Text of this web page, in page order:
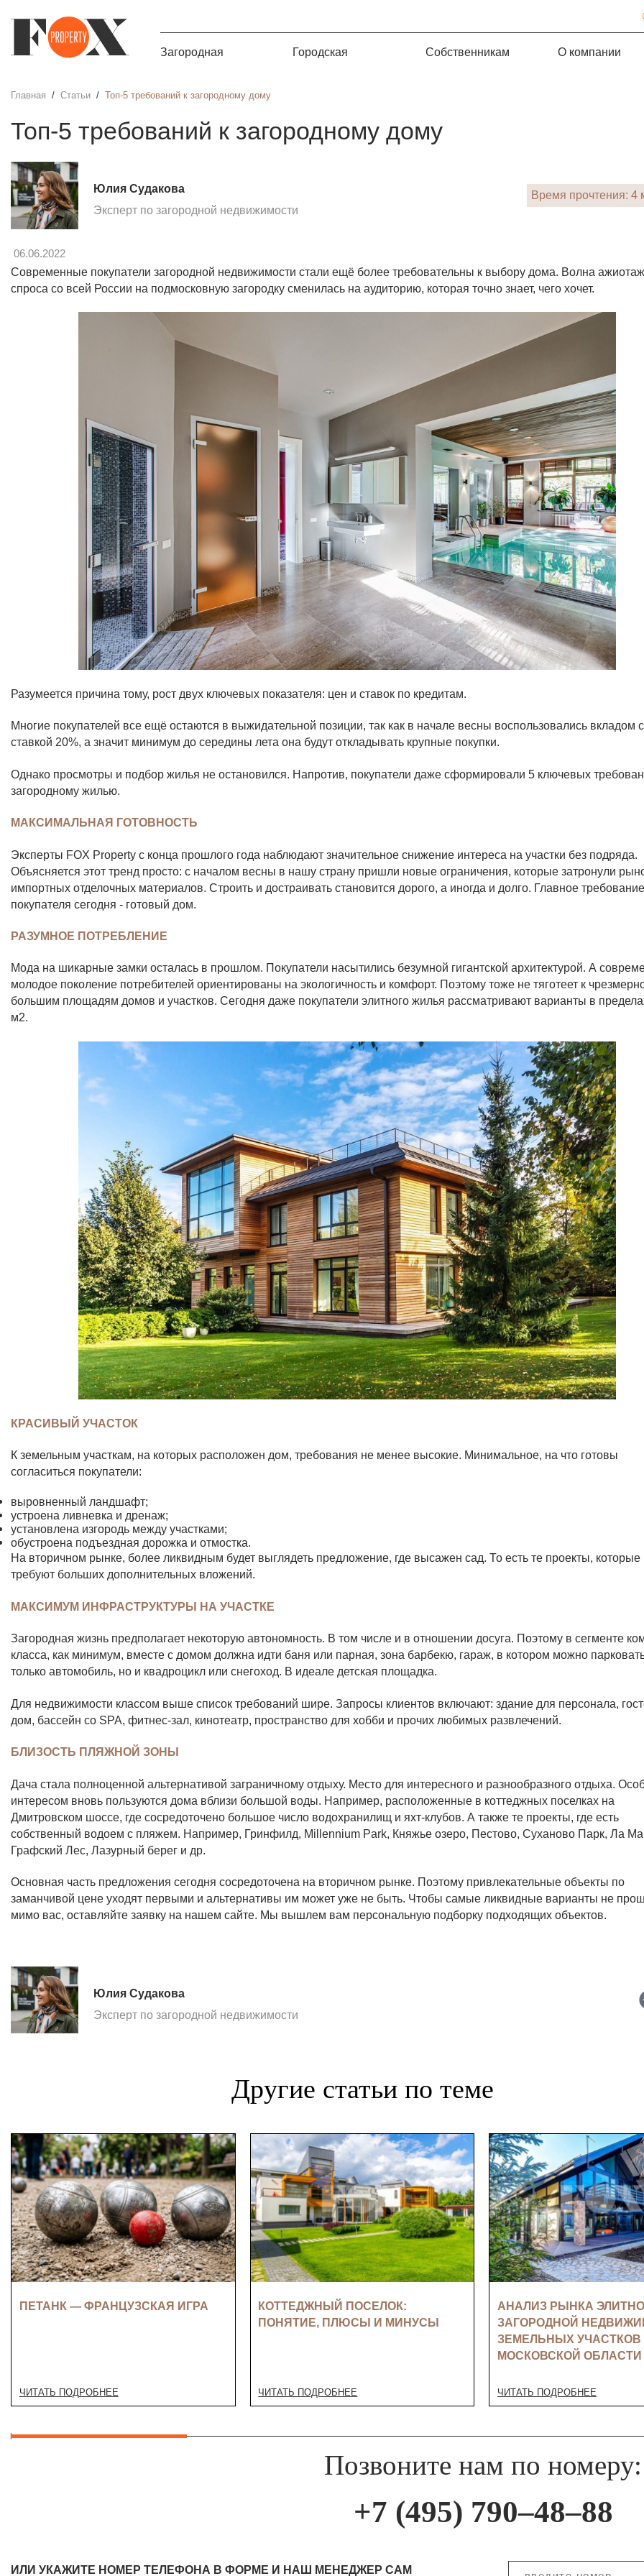
Загородная Городская Собственникам О компании
Главная Статьи Топ-5 требований к загородному дому
Топ-5 требований к загородному дому
Юлия Судакова
Эксперт по загородной недвижимости
Время прочтения: 4
06.06.2022
Современные покупатели загородной недвижимости стали ещё более требовательны к выбору дома. Волна
спроса со всей России на подмосковную загородку сменилась на аудиторию, которая точно знает, чего хочет.
Разумеется причина тому, рост двух ключевых показателя: цен и ставок по кредитам.
Многие покупателей все ещё остаются в выжидательной позиции, так как в начале весны воспользовались вкладом
ставкой 20%, а значит минимум до середины лета она будут откладывать крупные покупки.
Однако просмотры и подбор жилья не остановился. Напротив, покупатели даже сформировали 5 ключевых
загородному жилью.
МАКСИМАЛЬНАЯ ГОТОВНОСТЬ
Эксперты FOX Property с конца прошлого года наблюдают значительное снижение интереса на участки без подряда.
Объясняется этот тренд просто: с началом весны в нашу страну пришли новые ограничения, которые затронули
импортных отделочных материалов. Строить и достраивать становится дорого, а иногда и долго. Главное требование
покупателя сегодня - готовый дом.
РАЗУМНОЕ ПОТРЕБЛЕНИЕ
Мода на шикарные замки осталась в прошлом. Покупатели насытились безумной гигантской архитектурой. А
молодое поколение потребителей ориентированы на экологичность и комфорт. Поэтому тоже не тяготеет к
большим площадям домов и участков. Сегодня даже покупатели элитного жилья рассматривают варианты в
м2.
КРАСИВЫЙ УЧАСТОК
К земельным участкам, на которых расположен дом, требования не менее высокие. Минимальное, на что готовы
согласиться покупатели:
выровненный ландшафт;
устроена ливневка и дренаж;
установлена изгородь между участками;
обустроена подъездная дорожка и отмостка.
На вторичном рынке, более ликвидным будет выглядеть предложение, где высажен сад. То есть те проекты, которые
требуют больших дополнительных вложений.
МАКСИМУМ ИНФРАСТРУКТУРЫ НА УЧАСТКЕ
Загородная жизнь предполагает некоторую автономность. В том числе и в отношении досуга. Поэтому в сегменте
класса, как минимум, вместе с домом должна идти баня или парная, зона барбекю, гараж, в котором можно
только автомобиль, но и квадроцикл или снегоход. В идеале детская площадка.
Для недвижимости классом выше список требований шире. Запросы клиентов включают: здание для персонала,
дом, бассейн со SPA, фитнес-зал, кинотеатр, пространство для хобби и прочих любимых развлечений.
БЛИЗОСТЬ ПЛЯЖНОЙ ЗОНЫ
Дача стала полноценной альтернативой заграничному отдыху. Место для интересного и разнообразного отдыха.
интересом вновь пользуются дома вблизи большой воды. Например, расположенные в коттеджных поселках на
Дмитровском шоссе, где сосредоточено большое число водохранилищ и яхт-клубов. А также те проекты, где есть
собственный водоем с пляжем. Например, Гринфилд, Millennium Park, Княжье озеро, Пестово, Суханово Парк, Ла
Графский Лес, Лазурный берег и др.
Основная часть предложения сегодня сосредоточена на вторичном рынке. Поэтому привлекательные объекты по
заманчивой цене уходят первыми и альтернативы им может уже не быть. Чтобы самые ликвидные варианты не
мимо вас, оставляйте заявку на нашем сайте. Мы вышлем вам персональную подборку подходящих объектов.
Юлия Судакова
Эксперт по загородной недвижимости
Другие статьи по теме
ПЕТАНК — ФРАНЦУЗСКАЯ ИГРА
ЧИТАТЬ ПОДРОБНЕЕ
КОТТЕДЖНЫЙ ПОСЕЛОК:
ПОНЯТИЕ, ПЛЮСЫ И МИНУСЫ
ЧИТАТЬ ПОДРОБНЕЕ
АНАЛИЗ РЫНКА
ЗАГОРОДНОЙ
ЗЕМЕЛЬНЫХ УЧАСТКОВ
МОСКОВСКОЙ ОБЛАСТИ
ЧИТАТЬ ПОДРОБНЕЕ
Позвоните нам по номеру:
+7 (495) 790–48–88
ИЛИ УКАЖИТЕ НОМЕР ТЕЛЕФОНА В ФОРМЕ И НАШ МЕНЕДЖЕР САМ